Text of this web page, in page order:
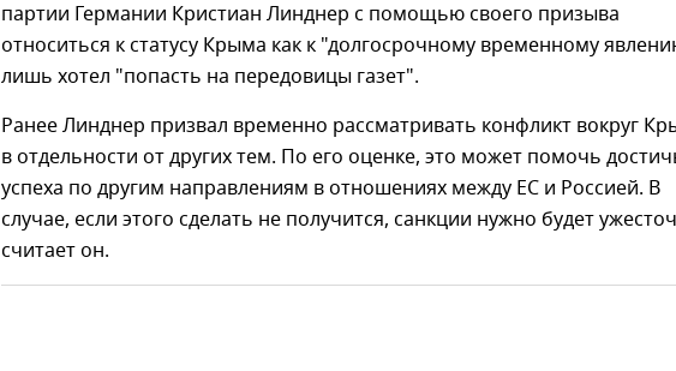
партии Германии Кристиан Линднер с помощью своего призыва
относиться к статусу Крыма как к "долгосрочному временному
лишь хотел "попасть на передовицы газет".
Ранее Линднер призвал временно рассматривать конфликт вокруг
в отдельности от других тем. По его оценке, это может помочь
успеха по другим направлениям в отношениях между ЕС и Россией. В
случае, если этого сделать не получится, санкции нужно будет
считает он.